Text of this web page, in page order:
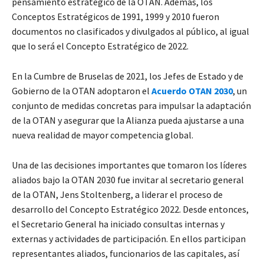
Conceptos Estratégicos de 1991, 1999 y 2010 fueron
documentos no clasificados y divulgados al público, al igual
que lo será el Concepto Estratégico de 2022.
En la Cumbre de Bruselas de 2021, los Jefes de Estado y de
Gobierno de la OTAN adoptaron el Acuerdo OTAN 2030, un
conjunto de medidas concretas para impulsar la adaptación
de la OTAN y asegurar que la Alianza pueda ajustarse a una
nueva realidad de mayor competencia global.
Una de las decisiones importantes que tomaron los líderes
aliados bajo la OTAN 2030 fue invitar al secretario general
de la OTAN, Jens Stoltenberg, a liderar el proceso de
desarrollo del Concepto Estratégico 2022. Desde entonces,
el Secretario General ha iniciado consultas internas y
externas y actividades de participación. En ellos participan
representantes aliados, funcionarios de las capitales, así